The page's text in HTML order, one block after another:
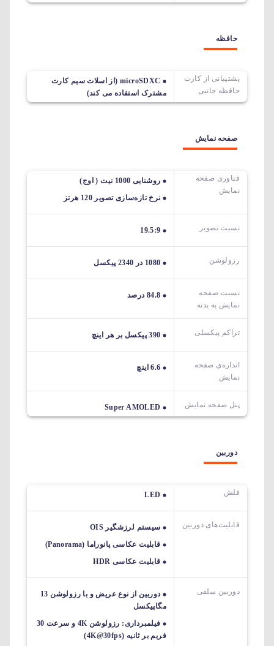
حافظه
پشتیبانی از کارت
حافظه جانبی
microSDXC (از اسلات سیم کارت
مشترک استفاده می کند)
صفحه نمایش
فناوری صفحه
نمایش
روشنایی 1000 نیت ( اوج)
نرخ تازه‌سازی تصویر 120 هرتز
نسبت تصویر 19.5:9
رزولوشن 1080 در 2340 پیکسل
نسبت صفحه
نمایش به بدنه
84.8 درصد
تراکم پیکسلی 390 پیکسل بر هر اینچ
اندازه‌ی صفحه‌
نمایش
6.6 اینچ
پنل صفحه نمایش Super AMOLED
دوربین
فلش LED
قابلیت‌های دوربین‌
سیستم لرزشگیر OIS
قابلیت عکاسی پانوراما (Panorama)
قابلیت عکاسی HDR
دوربین سلفی
دوربین از نوع عریض و با رزولوشن 13
مگاپیکسل
فیلمبرداری: رزولوشن 4K و سرعت 30
فریم بر ثانیه (4K@30fps)